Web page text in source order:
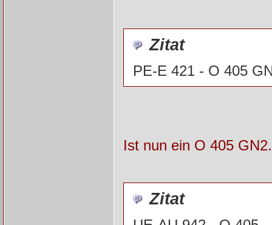
Zitat
PE-E 421 - O 405
Ist nun ein O 405
Zitat